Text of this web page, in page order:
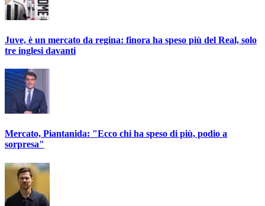
Juve, è un mercato da regina: finora ha speso più del Real, solo
tre inglesi davanti
Mercato, Piantanida: "Ecco chi ha speso di più, podio a
sorpresa"